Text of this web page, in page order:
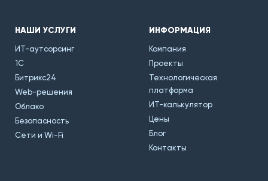
НАШИ УСЛУГИ
ИТ-аутсорсинг
1С
Битрикс24
Web-решения
Облако
Безопасность
Сети и Wi-Fi
ИНФОРМАЦИЯ
Компания
Проекты
Технологическая
платформа
ИТ-калькулятор
Цены
Блог
Контакты